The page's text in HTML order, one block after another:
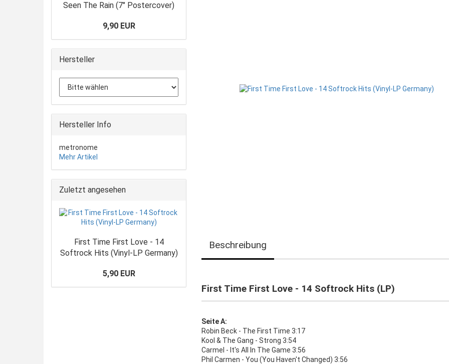
Beschreibung
First Time First Love - 14 Softrock Hits (LP)
Seite A:
Robin Beck - The First Time 3:17
Kool & The Gang - Strong 3:54
Carmel - It's All In The Game 3:56
Phil Carmen - You (You Haven't Changed) 3:56
Seen The Rain (7" Postercover)
9,90 EUR
Hersteller
Hersteller Info
metronome
Mehr Artikel
Zuletzt angesehen
First Time First Love - 14
Softrock Hits (Vinyl-LP Germany)
5,90 EUR